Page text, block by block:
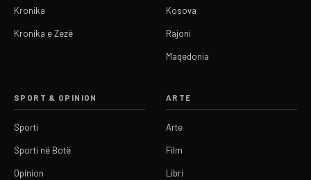
Kronika
Kronika e Zezë
Kosova
Rajoni
Maqedonia
SPORT & OPINION
Sporti
Sporti në Botë
Opinion
ARTE
Arte
Film
Libri